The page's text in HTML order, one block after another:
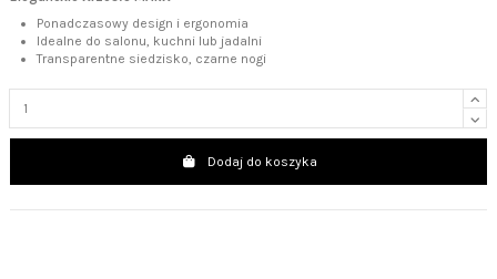
Ponadczasowy design i ergonomia
Idealne do salonu, kuchni lub jadalni
Transparentne siedzisko, czarne nogi
Dodaj do koszyka